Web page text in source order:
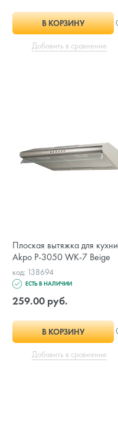
В КОРЗИНУ
Добавить в сравнение
Плоская вытяжка для кухни
Akpo P-3050 WK-7 Beige
код: 138694
ЕСТЬ В НАЛИЧИИ
259.00 руб.
В КОРЗИНУ
Добавить в сравнение